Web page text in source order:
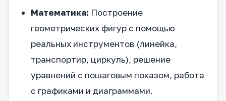
Математика: Построение
геометрических фигур с помощью
реальных инструментов (линейка,
транспортир, циркуль), решение
уравнений с пошаговым показом, работа
с графиками и диаграммами.